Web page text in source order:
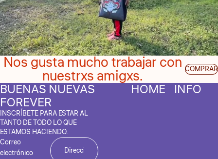
Nos gusta mucho trabajar con
nuestrxs amigxs. COMPRAR
BUENAS NUEVAS
FOREVER
INSCRÍBETE PARA ESTAR AL
TANTO DE TODO LO QUE
ESTAMOS HACIENDO.
Correo
electrónico
HOME INFO